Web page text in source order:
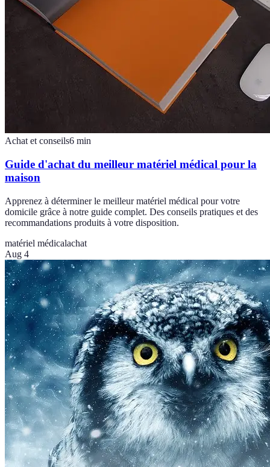
Achat et conseils6 min
Guide d'achat du meilleur matériel médical pour la
maison
Apprenez à déterminer le meilleur matériel médical pour votre
domicile grâce à notre guide complet. Des conseils pratiques et des
recommandations produits à votre disposition.
matériel médicalachat
Aug 4